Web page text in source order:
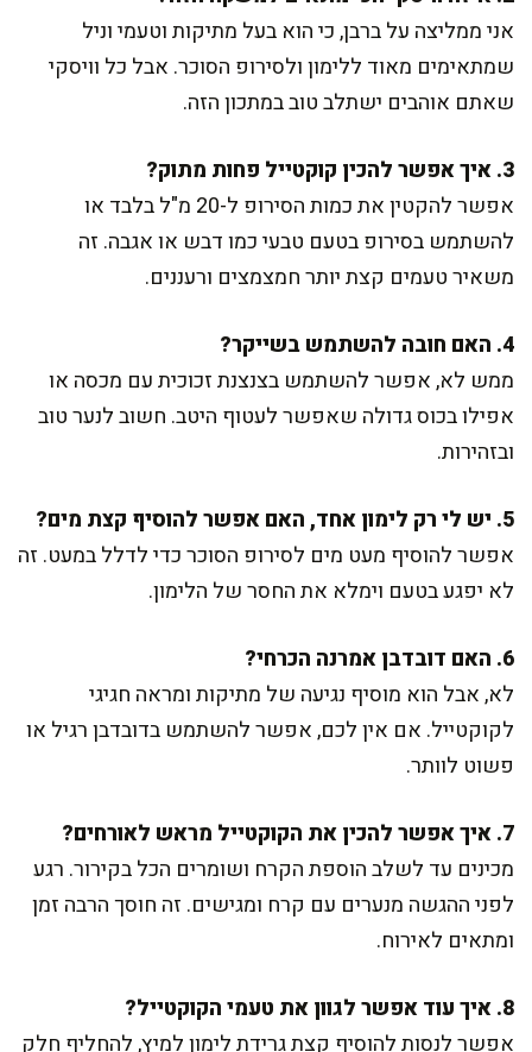
אני ממליצה על ברבן, כי הוא בעל מתיקות וטעמי וניל
שמתאימים מאוד ללימון ולסירופ הסוכר. אבל כל וויסקי
שאתם אוהבים ישתלב טוב במתכון הזה.
3. איך אפשר להכין קוקטייל פחות מתוק?
אפשר להקטין את כמות הסירופ ל-20 מ"ל בלבד או
להשתמש בסירופ בטעם טבעי כמו דבש או אגבה. זה
משאיר טעמים קצת יותר חמצמצים ורעננים.
4. האם חובה להשתמש בשייקר?
ממש לא, אפשר להשתמש בצנצנת זכוכית עם מכסה או
אפילו בכוס גדולה שאפשר לעטוף היטב. חשוב לנער טוב
ובזהירות.
5. יש לי רק לימון אחד, האם אפשר להוסיף קצת מים?
אפשר להוסיף מעט מים לסירופ הסוכר כדי לדלל במעט. זה
לא יפגע בטעם וימלא את החסר של הלימון.
6. האם דובדבן אמרנה הכרחי?
לא, אבל הוא מוסיף נגיעה של מתיקות ומראה חגיגי
לקוקטייל. אם אין לכם, אפשר להשתמש בדובדבן רגיל או
פשוט לוותר.
7. איך אפשר להכין את הקוקטייל מראש לאורחים?
מכינים עד לשלב הוספת הקרח ושומרים הכל בקירור. רגע
לפני ההגשה מנערים עם קרח ומגישים. זה חוסך הרבה זמן
ומתאים לאירוח.
8. איך עוד אפשר לגוון את טעמי הקוקטייל?
אפשר לנסות להוסיף קצת גרידת לימון למיץ, להחליף חלק